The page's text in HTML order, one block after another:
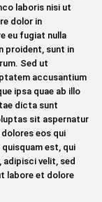
laboris nisi ut
dolor in
eu fugiat nulla
proident, sunt in
Sed ut
accusantium
ipsa quae ab illo
dicta sunt
sit aspernatur
eos qui
est, qui
velit, sed
labore et dolore